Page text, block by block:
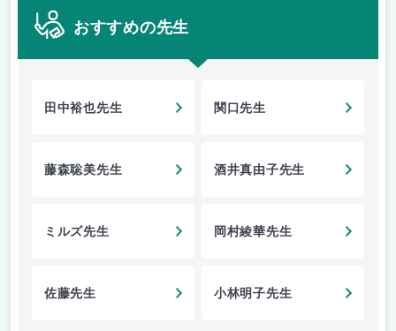
おすすめの先生
田中裕也先生 関口先生
藤森聡美先生 酒井真由子先生
ミルズ先生 岡村綾華先生
佐藤先生 小林明子先生